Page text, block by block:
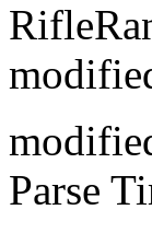
mod
mod
Parse